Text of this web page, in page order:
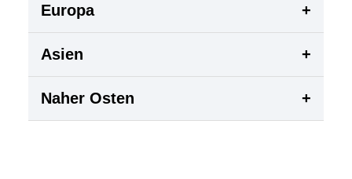
Europa +
Asien +
Naher Osten +